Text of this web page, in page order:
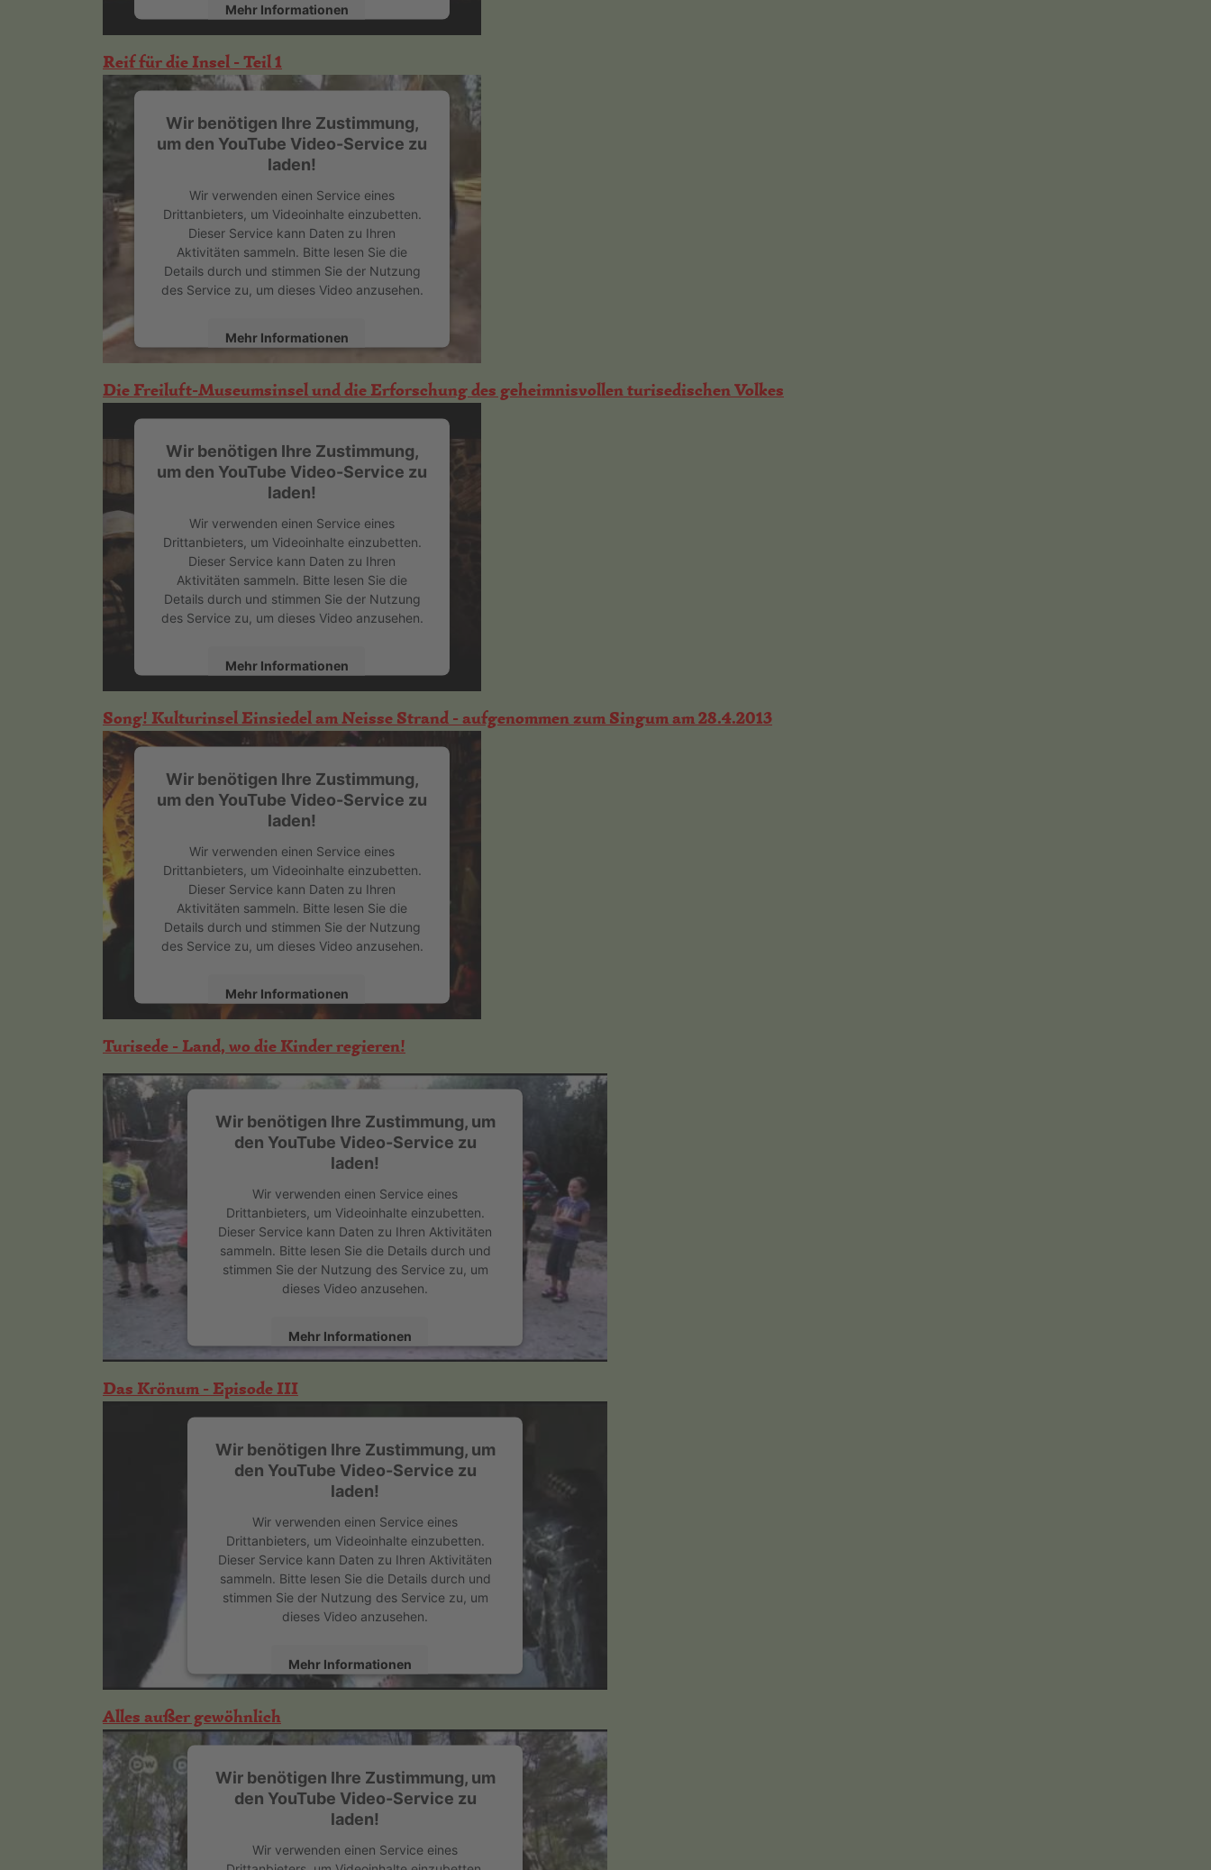
Mehr Informationen
Akzeptieren
powered byUsercentrics Consent
Reif für die Insel - Teil 1
Wir benötigen Ihre Zustimmung,
um den YouTube Video-Service zu
laden!
Wir verwenden einen Service eines
Drittanbieters, um Videoinhalte einzubetten.
Dieser Service kann Daten zu Ihren
Aktivitäten sammeln. Bitte lesen Sie die
Details durch und stimmen Sie der Nutzung
des Service zu, um dieses Video anzusehen.
Mehr Informationen
Akzeptieren
powered byUsercentrics Consent
Die Freiluft-Museumsinsel und die Erforschung des geheimnisvollen turisedischen Volkes
Wir benötigen Ihre Zustimmung,
um den YouTube Video-Service zu
laden!
Wir verwenden einen Service eines
Drittanbieters, um Videoinhalte einzubetten.
Dieser Service kann Daten zu Ihren
Aktivitäten sammeln. Bitte lesen Sie die
Details durch und stimmen Sie der Nutzung
des Service zu, um dieses Video anzusehen.
Mehr Informationen
Akzeptieren
powered byUsercentrics Consent
Song! Kulturinsel Einsiedel am Neisse Strand - aufgenommen zum Singum am 28.4.2013
Wir benötigen Ihre Zustimmung,
um den YouTube Video-Service zu
laden!
Wir verwenden einen Service eines
Drittanbieters, um Videoinhalte einzubetten.
Dieser Service kann Daten zu Ihren
Aktivitäten sammeln. Bitte lesen Sie die
Details durch und stimmen Sie der Nutzung
des Service zu, um dieses Video anzusehen.
Mehr Informationen
Akzeptieren
powered byUsercentrics Consent
Management Platform&eRecht24
Turisede - Land, wo die Kinder regieren!
Wir benötigen Ihre Zustimmung, um
den YouTube Video-Service zu
laden!
Wir verwenden einen Service eines
Drittanbieters, um Videoinhalte einzubetten.
Dieser Service kann Daten zu Ihren Aktivitäten
sammeln. Bitte lesen Sie die Details durch und
stimmen Sie der Nutzung des Service zu, um
dieses Video anzusehen.
Mehr Informationen
powered byUsercentrics Consent Management
Das Krönum - Episode III
Wir benötigen Ihre Zustimmung, um
den YouTube Video-Service zu
laden!
Wir verwenden einen Service eines
Drittanbieters, um Videoinhalte einzubetten.
Dieser Service kann Daten zu Ihren Aktivitäten
sammeln. Bitte lesen Sie die Details durch und
stimmen Sie der Nutzung des Service zu, um
dieses Video anzusehen.
Mehr Informationen
powered byUsercentrics Consent Management
Alles außer gewöhnlich
Wir benötigen Ihre Zustimmung, um
den YouTube Video-Service zu
laden!
Wir verwenden einen Service eines